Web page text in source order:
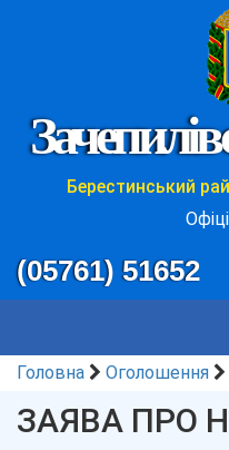
Берестинський
(05761) 51652
Головна
Оголошення
ЗАЯВА ПРО